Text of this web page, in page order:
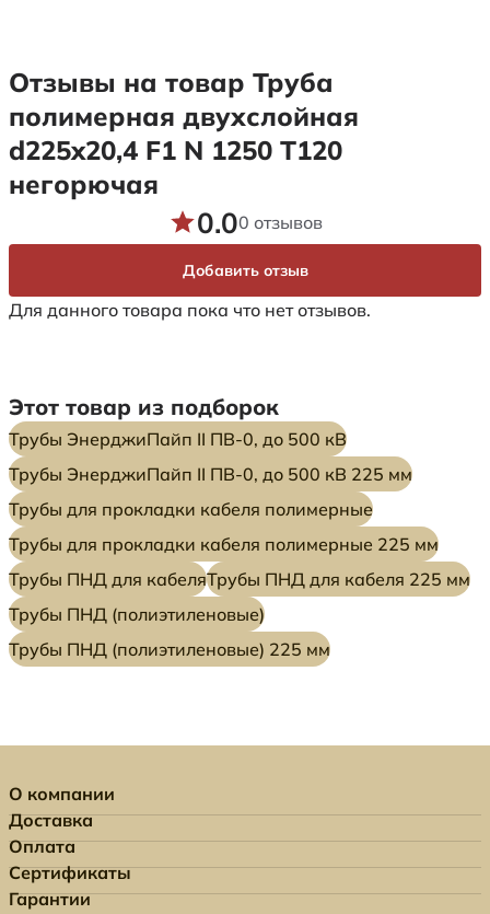
Отзывы на товар Труба
полимерная двухслойная
d225x20,4 F1 N 1250 Т120
негорючая
Для данного товара пока что нет отзывов.
0.00 отзывов
Добавить отзыв
Этот товар из подборок
Трубы ЭнерджиПайп II ПВ-0, до 500 кВ
Трубы ЭнерджиПайп II ПВ-0, до 500 кВ 225 мм
Трубы для прокладки кабеля полимерные
Трубы для прокладки кабеля полимерные 225 мм
Трубы ПНД для кабеляТрубы ПНД для кабеля 225 мм
Трубы ПНД (полиэтиленовые)
Трубы ПНД (полиэтиленовые) 225 мм
О компании
Доставка
Оплата
Сертификаты
Гарантии